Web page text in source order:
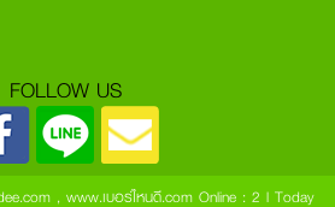
FOLLOW US
, www.เบอร์ไหนดี.com Online : 2 l Today